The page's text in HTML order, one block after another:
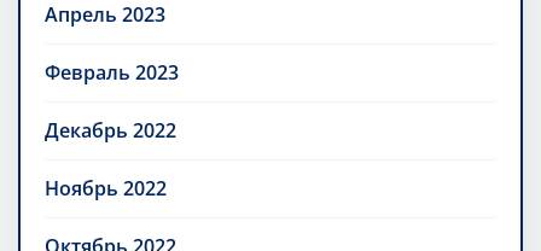
Апрель 2023
Февраль 2023
Декабрь 2022
Ноябрь 2022